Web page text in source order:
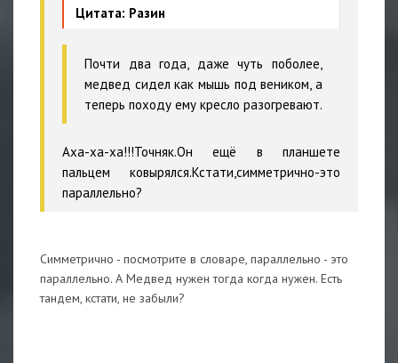
Цитата: Разин
Почти два года, даже чуть поболее,
медвед сидел как мышь под веником, а
теперь походу ему кресло разогревают.
Аха-ха-ха!!!Точняк.Он ещё в планшете
пальцем ковырялся.Кстати,симметрично-это
параллельно?
Симметрично - посмотрите в словаре, параллельно - это
параллельно. А Медвед нужен тогда когда нужен. Есть
тандем, кстати, не забыли?